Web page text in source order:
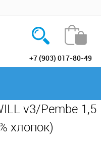
+7 (903) 017-80-49
v3/Pembe 1,5
хлопок)